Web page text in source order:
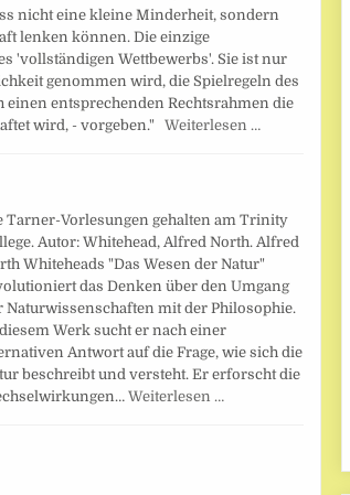
nicht eine kleine Minderheit, sondern
lenken können. Die einzige
'vollständigen Wettbewerbs'. Sie ist nur
genommen wird, die Spielregeln des
einen entsprechenden Rechtsrahmen die
wird, - vorgeben."Weiterlesen …
Tarner-Vorlesungen gehalten am Trinity
Autor: Whitehead, Alfred North. Alfred
Whiteheads "Das Wesen der Natur"
das Denken über den Umgang
Naturwissenschaften mit der Philosophie.
Werk sucht er nach einer
Antwort auf die Frage, wie sich die
beschreibt und versteht. Er erforscht die
Weiterlesen …